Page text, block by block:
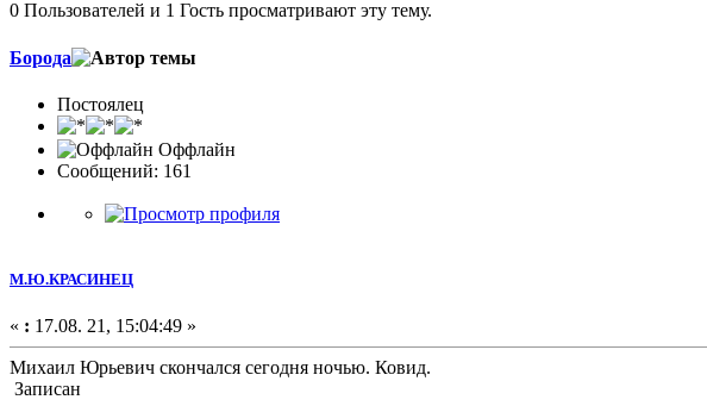
0 Пользователей и 1 Гость просматривают эту тему.
Борода
Постоялец
Оффлайн
Сообщений: 161
М.Ю.КРАСИНЕЦ
« : 17.08. 21, 15:04:49 »
Михаил Юрьевич скончался сегодня ночью. Ковид.
Записан